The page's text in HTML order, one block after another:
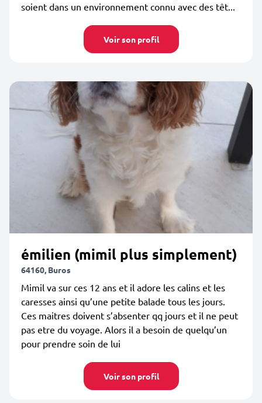
soient dans un environnement connu avec des têt...
Voir son profil
émilien (mimil plus simplement)
64160, Buros
Mimil va sur ces 12 ans et il adore les calins et les
caresses ainsi qu’une petite balade tous les jours.
Ces maitres doivent s’absenter qq jours et il ne peut
pas etre du voyage. Alors il a besoin de quelqu’un
pour prendre soin de lui
Voir son profil